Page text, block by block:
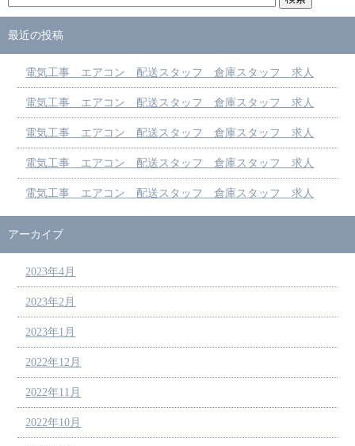
最近の投稿
電気工事 エアコン 配送スタッフ 倉庫スタッフ 求人
電気工事 エアコン 配送スタッフ 倉庫スタッフ 求人
電気工事 エアコン 配送スタッフ 倉庫スタッフ 求人
電気工事 エアコン 配送スタッフ 倉庫スタッフ 求人
電気工事 エアコン 配送スタッフ 倉庫スタッフ 求人
アーカイブ
2023年4月
2023年2月
2023年1月
2022年12月
2022年11月
2022年10月